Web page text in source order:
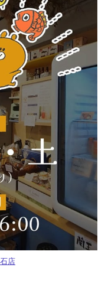
店